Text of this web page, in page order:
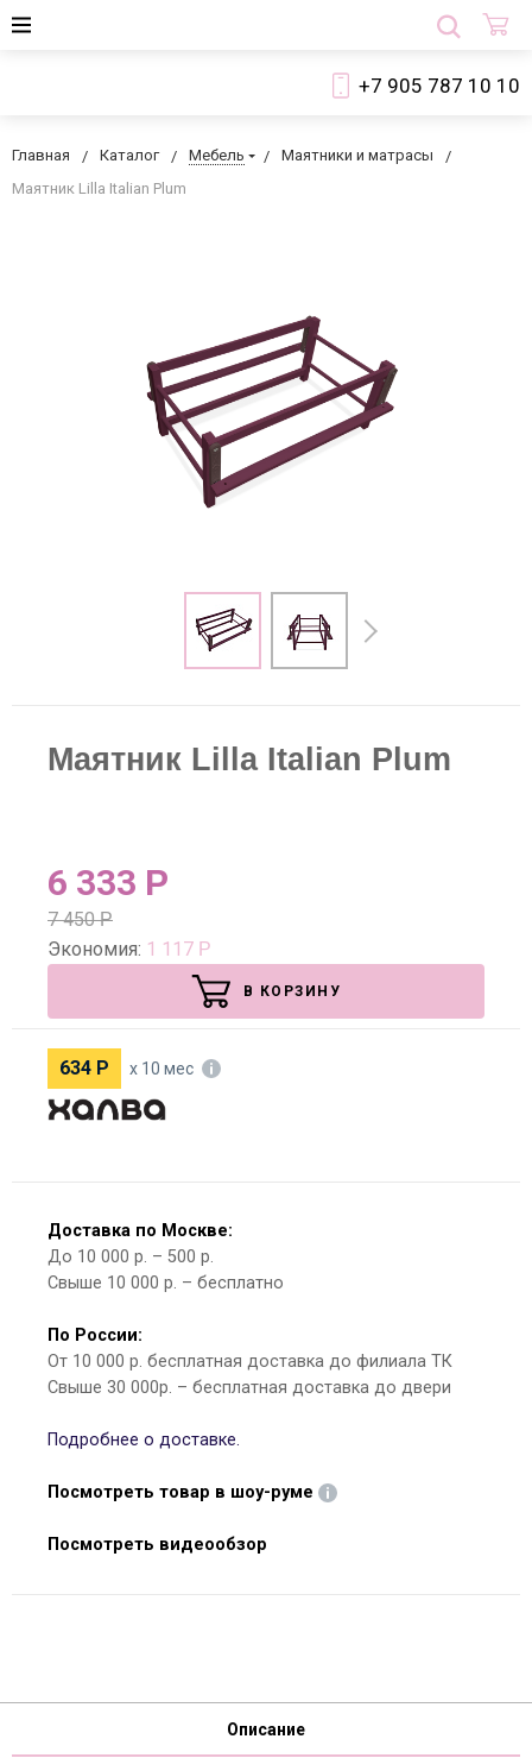
+7 905 787 10 10
Главная Каталог Мебель
Маятники и матрасы
Маятник Lilla Italian Plum
Маятник Lilla Italian Plum
6 333 Р
7 450Р
Экономия: 1 117 Р
В КОРЗИНУ
634 Р х 10 мес
Доставка по Москве:
До 10 000 р. – 500 р.
Свыше 10 000 р. – бесплатно
По России:
От 10 000 р. бесплатная доставка до филиала ТК
Свыше 30 000р. – бесплатная доставка до двери
Подробнее о доставке.
Посмотреть товар в шоу-руме
Посмотреть видеообзор
Описание